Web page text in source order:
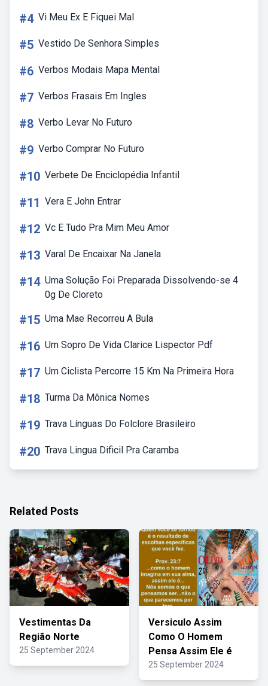
#4 Vi Meu Ex E Fiquei Mal
#5 Vestido De Senhora Simples
#6 Verbos Modais Mapa Mental
#7 Verbos Frasais Em Ingles
#8 Verbo Levar No Futuro
#9 Verbo Comprar No Futuro
#10 Verbete De Enciclopédia Infantil
#11 Vera E John Entrar
#12 Vc E Tudo Pra Mim Meu Amor
#13 Varal De Encaixar Na Janela
#14 Uma Solução Foi Preparada Dissolvendo-se 4
0g De Cloreto
#15 Uma Mae Recorreu A Bula
#16 Um Sopro De Vida Clarice Lispector Pdf
#17 Um Ciclista Percorre 15 Km Na Primeira Hora
#18 Turma Da Mônica Nomes
#19 Trava Línguas Do Folclore Brasileiro
#20 Trava Lingua Dificil Pra Caramba
Related Posts
Vestimentas Da
Região Norte
25 September 2024
Versiculo Assim
Como O Homem
Pensa Assim Ele é
25 September 2024